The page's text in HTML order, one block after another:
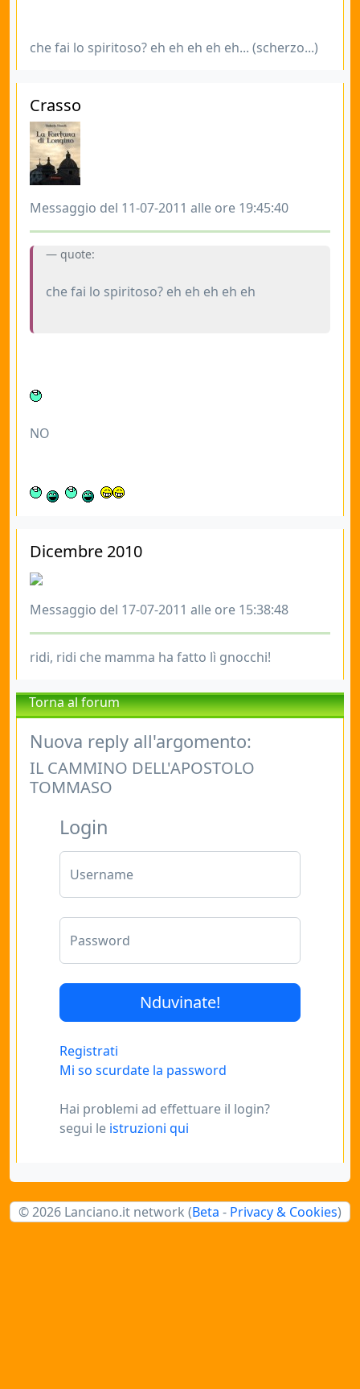
che fai lo spiritoso? eh eh eh eh eh... (scherzo...)
Crasso
Messaggio del 11-07-2011 alle ore 19:45:40
quote:
che fai lo spiritoso? eh eh eh eh eh
NO
Dicembre 2010
Messaggio del 17-07-2011 alle ore 15:38:48
ridi, ridi che mamma ha fatto lì gnocchi!
Torna al forum
Nuova reply all'argomento:
IL CAMMINO DELL'APOSTOLO
TOMMASO
Login
Username
Password
Registrati
Mi so scurdate la password
Hai problemi ad effettuare il login?
segui le istruzioni qui
© 2026 Lanciano.it network (Beta - Privacy & Cookies)